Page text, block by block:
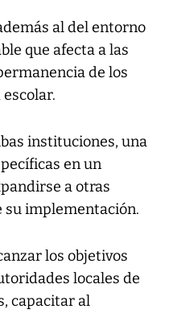
al del entorno
que afecta a las
de los
instituciones, una
en un
a otras
su implementación.
los objetivos
locales de
capacitar al